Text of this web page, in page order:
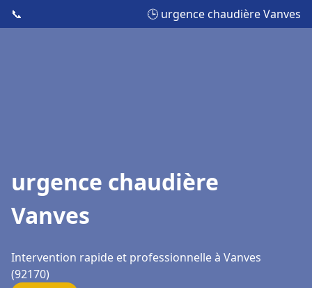
📞 🕒 urgence chaudière Vanves
urgence chaudière
Vanves
Intervention rapide et professionnelle à Vanves
(92170)